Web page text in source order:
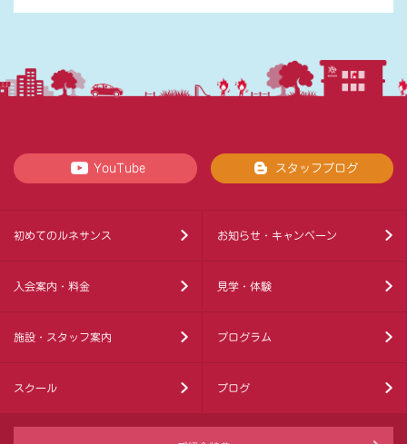
YouTube スタッフブログ
初めてのルネサンス お知らせ・キャンペーン
入会案内・料金 見学・体験
施設・スタッフ案内 プログラム
スクール ブログ